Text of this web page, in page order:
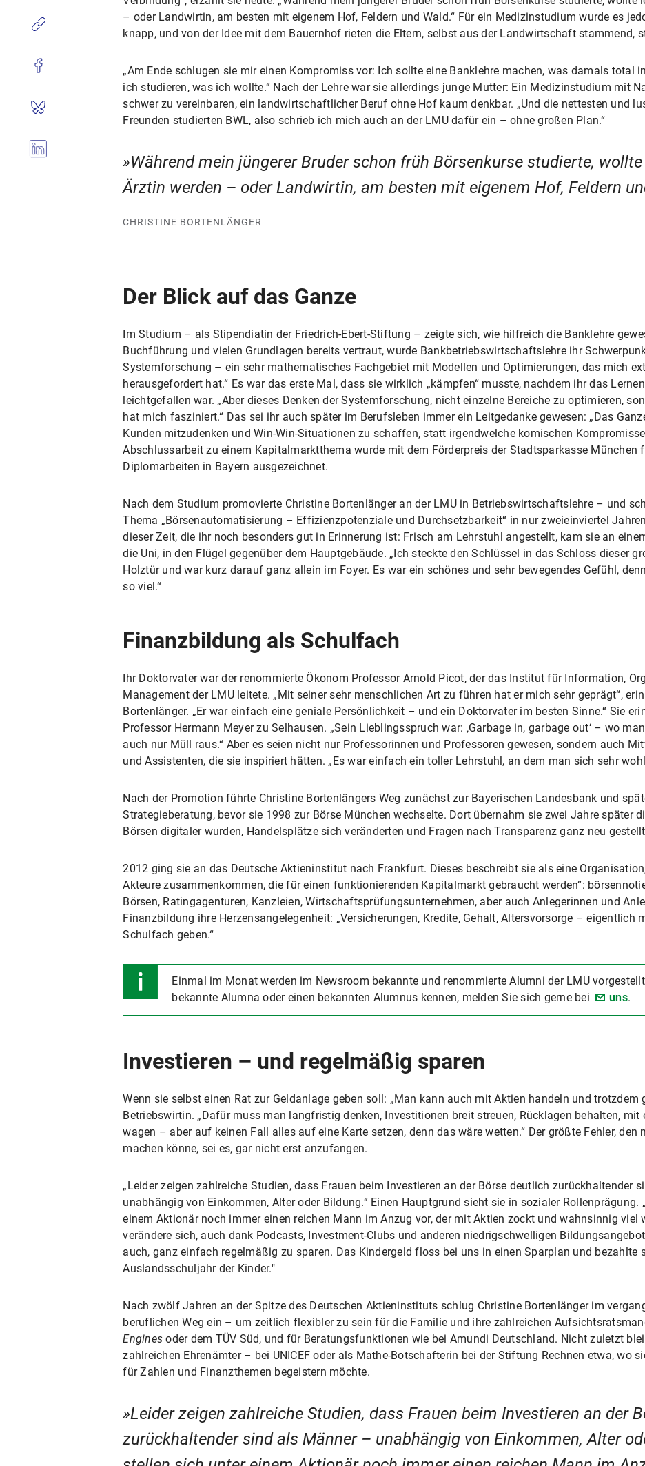
– oder Landwirtin, am besten mit eigenem Hof, Feldern und Wald.“ Für ein Medizinstudium wurde es
knapp, und von der Idee mit dem Bauernhof rieten die Eltern, selbst aus der Landwirtschaft stammend,
„Am Ende schlugen sie mir einen Kompromiss vor: Ich sollte eine Banklehre machen, was damals total
ich studieren, was ich wollte.“ Nach der Lehre war sie allerdings junge Mutter: Ein Medizinstudium mit
schwer zu vereinbaren, ein landwirtschaftlicher Beruf ohne Hof kaum denkbar. „Und die nettesten und
Freunden studierten BWL, also schrieb ich mich auch an der LMU dafür ein – ohne großen Plan.“
Während mein jüngerer Bruder schon früh Börsenkurse studierte,
Ärztin werden – oder Landwirtin, am besten mit eigenem Hof, Feldern
CHRISTINE BORTENLÄNGER
Der Blick auf das Ganze
Im Studium – als Stipendiatin der Friedrich-Ebert-Stiftung – zeigte sich, wie hilfreich die Banklehre
Buchführung und vielen Grundlagen bereits vertraut, wurde Bankbetriebswirtschaftslehre ihr
Systemforschung – ein sehr mathematisches Fachgebiet mit Modellen und Optimierungen, das mich
herausgefordert hat.“ Es war das erste Mal, dass sie wirklich „kämpfen“ musste, nachdem ihr das
leichtgefallen war. „Aber dieses Denken der Systemforschung, nicht einzelne Bereiche zu optimieren,
hat mich fasziniert.“ Das sei ihr auch später im Berufsleben immer ein Leitgedanke gewesen: „Das
Kunden mitzudenken und Win-Win-Situationen zu schaffen, statt irgendwelche komischen
Abschlussarbeit zu einem Kapitalmarktthema wurde mit dem Förderpreis der Stadtsparkasse München
Diplomarbeiten in Bayern ausgezeichnet.
Nach dem Studium promovierte Christine Bortenlänger an der LMU in Betriebswirtschaftslehre – und
Thema „Börsenautomatisierung – Effizienzpotenziale und Durchsetzbarkeit“ in nur zweieinviertel
dieser Zeit, die ihr noch besonders gut in Erinnerung ist: Frisch am Lehrstuhl angestellt, kam sie an
die Uni, in den Flügel gegenüber dem Hauptgebäude. „Ich steckte den Schlüssel in das Schloss dieser
Holztür und war kurz darauf ganz allein im Foyer. Es war ein schönes und sehr bewegendes Gefühl,
so viel.“
Finanzbildung als Schulfach
Ihr Doktorvater war der renommierte Ökonom Professor Arnold Picot, der das Institut für Information,
Management der LMU leitete. „Mit seiner sehr menschlichen Art zu führen hat er mich sehr geprägt“,
Bortenlänger. „Er war einfach eine geniale Persönlichkeit – und ein Doktorvater im besten Sinne.“ Sie
Professor Hermann Meyer zu Selhausen. „Sein Lieblingsspruch war: ‚Garbage in, garbage out‘ – wo
auch nur Müll raus.“ Aber es seien nicht nur Professorinnen und Professoren gewesen, sondern auch
und Assistenten, die sie inspiriert hätten. „Es war einfach ein toller Lehrstuhl, an dem man sich sehr
Nach der Promotion führte Christine Bortenlängers Weg zunächst zur Bayerischen Landesbank und
Strategieberatung, bevor sie 1998 zur Börse München wechselte. Dort übernahm sie zwei Jahre später
Börsen digitaler wurden, Handelsplätze sich veränderten und Fragen nach Transparenz ganz neu
2012 ging sie an das Deutsche Aktieninstitut nach Frankfurt. Dieses beschreibt sie als eine
Akteure zusammenkommen, die für einen funktionierenden Kapitalmarkt gebraucht werden“:
Börsen, Ratingagenturen, Kanzleien, Wirtschaftsprüfungsunternehmen, aber auch Anlegerinnen und
Finanzbildung ihre Herzensangelegenheit: „Versicherungen, Kredite, Gehalt, Altersvorsorge – eigentlich
Schulfach geben.“
Einmal im Monat werden im Newsroom bekannte und renommierte Alumni der LMU
bekannte Alumna oder einen bekannten Alumnus kennen, melden Sie sich gerne bei
uns.
Investieren – und regelmäßig sparen
Wenn sie selbst einen Rat zur Geldanlage geben soll: „Man kann auch mit Aktien handeln und trotzdem
Betriebswirtin. „Dafür muss man langfristig denken, Investitionen breit streuen, Rücklagen behalten, mit
wagen – aber auf keinen Fall alles auf eine Karte setzen, denn das wäre wetten.“ Der größte Fehler, den
machen könne, sei es, gar nicht erst anzufangen.
„Leider zeigen zahlreiche Studien, dass Frauen beim Investieren an der Börse deutlich zurückhaltender
unabhängig von Einkommen, Alter oder Bildung.“ Einen Hauptgrund sieht sie in sozialer Rollenprägung.
einem Aktionär noch immer einen reichen Mann im Anzug vor, der mit Aktien zockt und wahnsinnig viel
verändere sich, auch dank Podcasts, Investment-Clubs und anderen niedrigschwelligen
auch, ganz einfach regelmäßig zu sparen. Das Kindergeld floss bei uns in einen Sparplan und bezahlte
Auslandsschuljahr der Kinder."
Nach zwölf Jahren an der Spitze des Deutschen Aktieninstituts schlug Christine Bortenlänger im
beruflichen Weg ein – um zeitlich flexibler zu sein für die Familie und ihre zahlreichen
Engines oder dem TÜV Süd, und für Beratungsfunktionen wie bei Amundi Deutschland. Nicht zuletzt
zahlreichen Ehrenämter – bei UNICEF oder als Mathe-Botschafterin bei der Stiftung Rechnen etwa, wo
für Zahlen und Finanzthemen begeistern möchte.
Leider zeigen zahlreiche Studien, dass Frauen beim Investieren an der
zurückhaltender sind als Männer – unabhängig von Einkommen, Alter